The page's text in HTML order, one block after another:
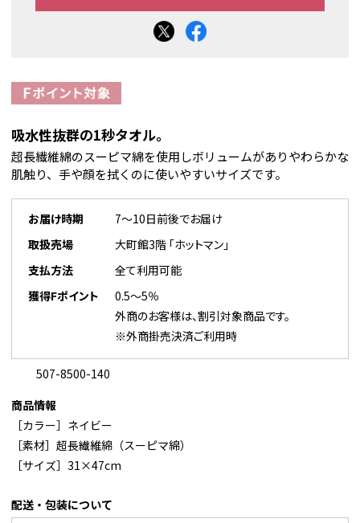
吸水性抜群の1秒タオル。
超長繊維綿のスーピマ綿を使用しボリュームがありやわらかな
肌触り、手や顔を拭くのに使いやすいサイズです。
お届け時期
7～10日前後でお届け
取扱売場
大町館3階 「ホットマン」
支払方法
全て利用可能
獲得Fポイント
0.5～5％
外商のお客様は、割引対象商品です。
※外商掛売決済ご利用時
507-8500-140
商品情報
［カラー］ネイビー
［素材］超長繊維綿（スーピマ綿）
［サイズ］31×47cm
配送・包装について